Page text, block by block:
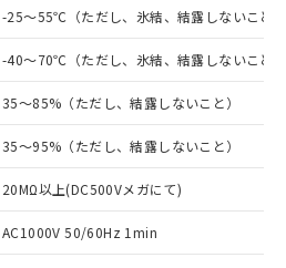
-25～55℃（ただし、氷結、結露しないこと
-40～70℃（ただし、氷結、結露しないこと
35～85%（ただし、結露しないこと）
35～95%（ただし、結露しないこと）
20MΩ以上(DC500Vメガにて)
AC1000V 50/60Hz 1min
、当社制御機器事業取扱
在庫状況および標準価格
させていただくもので
に切り替える予定のある
RoHS指令（10物質）の
商品で、対応品を出す予
RoHS指令（10物質）の
調査中または確認中の
ンス料など無形物で、有
表
料含有率が中国RoHSの
ことを示します。